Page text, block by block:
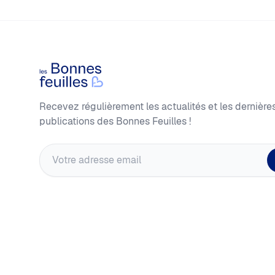
Les Bonnes Feuilles
Recevez régulièrement les actualités et les
publications des Bonnes Feuilles !
Adresse email